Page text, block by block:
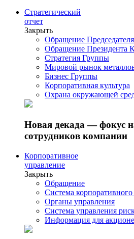
Стратегический
отчет
Закрыть
Обращение
Обращение Президента
Стратегия Группы
Мировой рынок
Бизнес Группы
Корпоративная культура
Охрана окружающей
Новая декада — фокус
сотрудников компании
Корпоративное
управление
Закрыть
Обращение
Система
Органы управления
Система управления
Информация для